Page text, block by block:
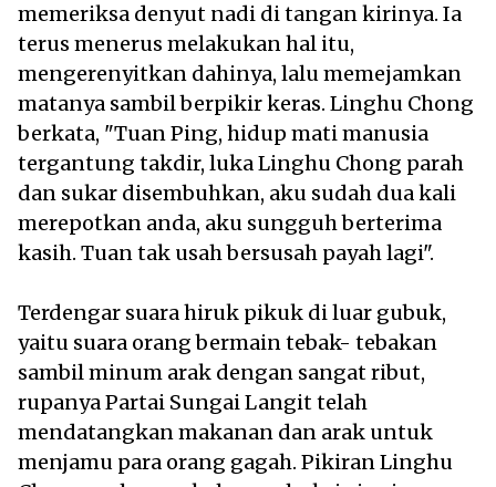
memeriksa denyut nadi di tangan kirinya. Ia
terus menerus melakukan hal itu,
mengerenyitkan dahinya, lalu memejamkan
matanya sambil berpikir keras. Linghu Chong
berkata, "Tuan Ping, hidup mati manusia
tergantung takdir, luka Linghu Chong parah
dan sukar disembuhkan, aku sudah dua kali
merepotkan anda, aku sungguh berterima
kasih. Tuan tak usah bersusah payah lagi".
Terdengar suara hiruk pikuk di luar gubuk,
yaitu suara orang bermain tebak- tebakan
sambil minum arak dengan sangat ribut,
rupanya Partai Sungai Langit telah
mendatangkan makanan dan arak untuk
menjamu para orang gagah. Pikiran Linghu